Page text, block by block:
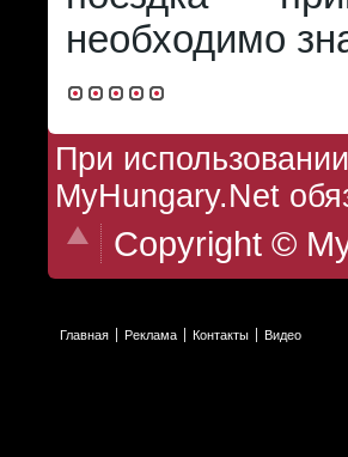
необходимо
При
MyHungary.Net
Copyright ©
Главная Реклама Контакты Видео